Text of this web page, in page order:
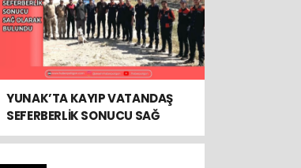
YUNAK’TA KAYIP VATANDAŞ
SEFERBERLİK SONUCU SAĞ
OLARAK BULUNDU